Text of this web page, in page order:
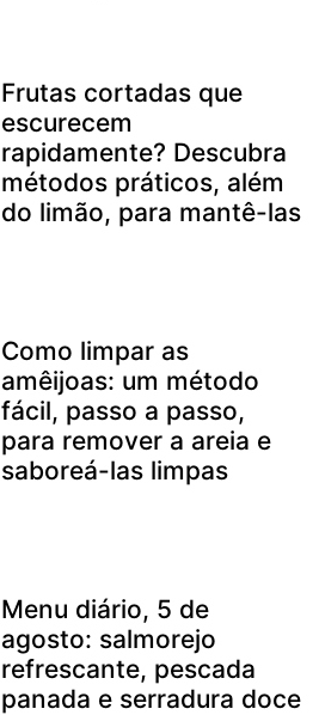
Frutas cortadas que
escurecem
rapidamente? Descubra
métodos práticos, além
do limão, para mantê-las
Como limpar as
amêijoas: um método
fácil, passo a passo,
para remover a areia e
saboreá-las limpas
Menu diário, 5 de
agosto: salmorejo
refrescante, pescada
panada e serradura doce